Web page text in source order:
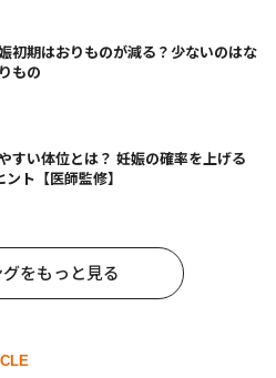
初期はおりものが減る？少ないのはな
もの
すい体位とは？ 妊娠の確率を上げる
ト【医師監修】
をもっと見る